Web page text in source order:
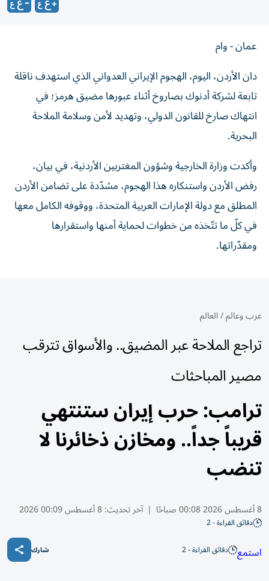
عمان - وام
دان الأردن، اليوم، الهجوم الإيراني العدواني الذي استهدف ناقلة
تابعة لشركة أدنوك بصاروخ أثناء عبورها مضيق هرمز؛ في
انتهاك صارخ للقانون الدولي، وتهديد لأمن وسلامة الملاحة
البحرية.
وأكدت وزارة الخارجية وشؤون المغتربين الأردنية، في بيان،
رفض الأردن واستنكاره هذا الهجوم، مشدّدة على تضامن الأردن
المطلق مع دولة الإمارات العربية المتحدة، ووقوفه الكامل معها
في كلّ ما تتّخذه من خطوات لحماية أمنها واستقرارها
ومقدّراتها.
عرب وعالم/العالم
تراجع الملاحة عبر المضيق.. والأسواق تترقب
مصير المباحثات
ترامب: حرب إيران ستنتهي
قريباً جداً.. ومخازن ذخائرنا لا
تنضب
8 أغسطس 2026 00:08 صباحًا | آخر تحديث:8 أغسطس 00:09 2026
دقائق القراءة - 2
استمع دقائق القراءة - 2 شارك